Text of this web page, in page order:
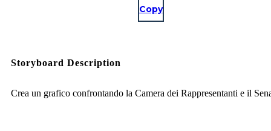
Copy
Storyboard Description
Crea un grafico confrontando la Camera dei Rappresentanti e il